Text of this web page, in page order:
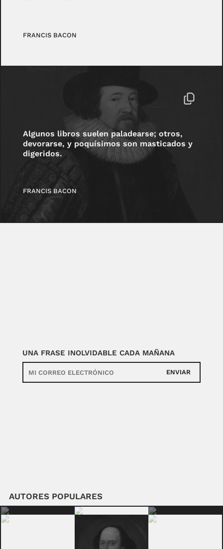
FRANCIS BACON
Algunos libros suelen paladearse; otros,
devorarse, y poquísimos son masticados y
digeridos.
FRANCIS BACON
UNA FRASE INOLVIDABLE CADA MAÑANA
ENVIAR
AUTORES POPULARES